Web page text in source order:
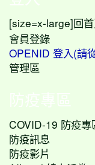
[size=x-large] 回
會員登錄
OPENID 登入(請
管理區
防疫專區
COVID-19 防疫專
防疫訊息
防疫影片